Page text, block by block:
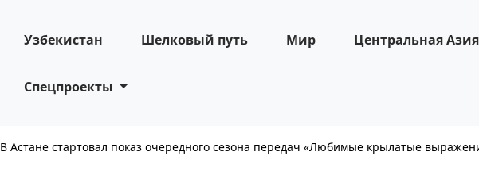
Узбекистан Шелковый путь Мир Центральная Азия
Спецпроекты
В Астане стартовал показ очередного сезона передач «Любимые крылатые